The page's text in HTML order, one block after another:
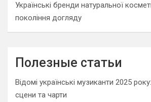
Українські бренди натуральної
покоління догляду
Полезные статьи
Відомі українські музиканти 2025
сцени та чарти